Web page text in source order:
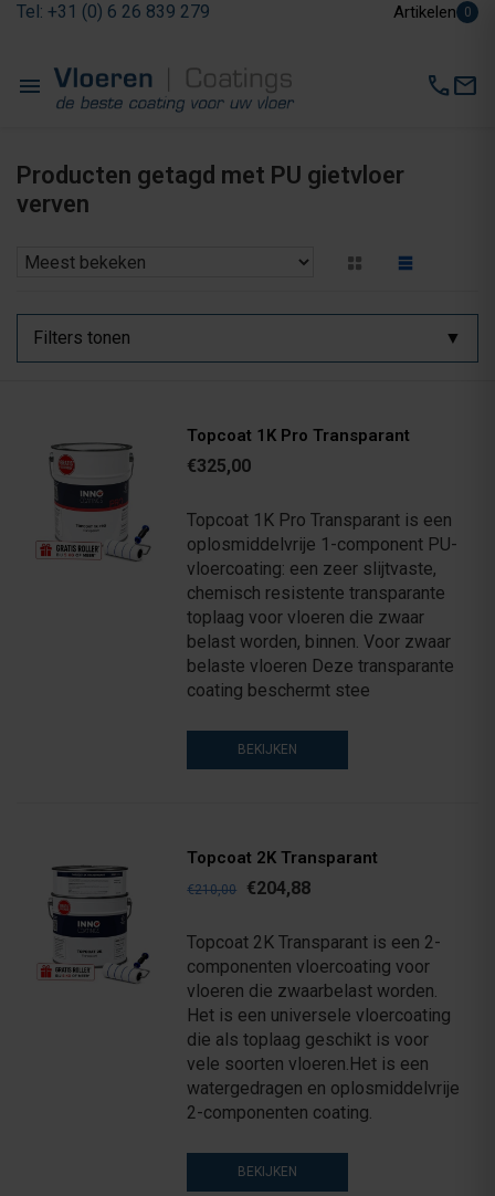
Tel: +31 (0) 6 26 839 279 Artikelen 0
menu callmail
Producten getagd met PU gietvloer
verven
Filters tonen
Topcoat 1K Pro Transparant
€325,00
Topcoat 1K Pro Transparant is een
oplosmiddelvrije 1-component PU-
vloercoating: een zeer slijtvaste,
chemisch resistente transparante
toplaag voor vloeren die zwaar
belast worden, binnen. Voor zwaar
belaste vloeren Deze transparante
coating beschermt stee
BEKIJKEN
Topcoat 2K Transparant
€210,00 €204,88
Topcoat 2K Transparant is een 2-
componenten vloercoating voor
vloeren die zwaarbelast worden.
Het is een universele vloercoating
die als toplaag geschikt is voor
vele soorten vloeren.Het is een
watergedragen en oplosmiddelvrije
2-componenten coating.
BEKIJKEN